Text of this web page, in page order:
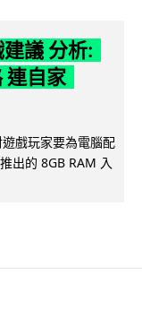
議 分析:
連自家
戲玩家要為電腦配
出的 8GB RAM 入